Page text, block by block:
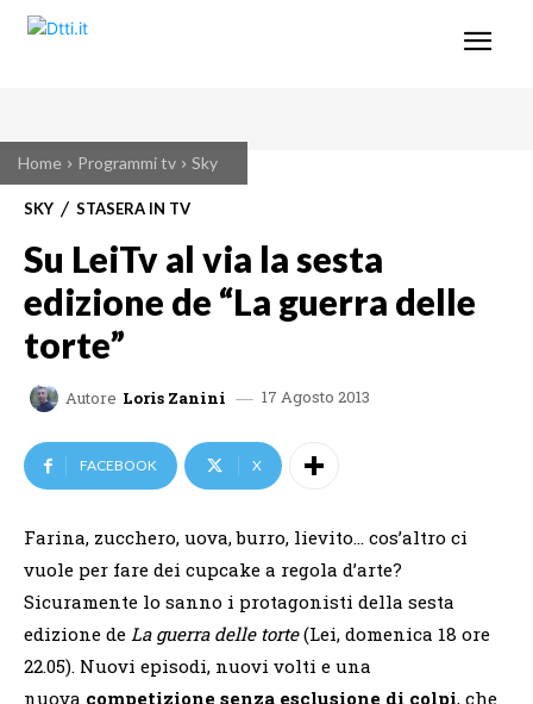
Home Programmi tv Sky
SKY STASERA IN TV
Su LeiTv al via la sesta
edizione de “La guerra delle
torte”
Autore Loris Zanini 17 Agosto 2013
FACEBOOK X
Farina, zucchero, uova, burro, lievito… cos’altro ci
vuole per fare dei cupcake a regola d’arte?
Sicuramente lo sanno i protagonisti della sesta
edizione de La guerra delle torte(Lei, domenica 18 ore
22.05). Nuovi episodi, nuovi volti e una
nuova competizione senza esclusione di colpi, che